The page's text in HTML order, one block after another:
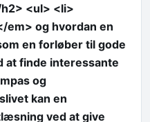
<ul> <li>
og hvordan en
en forløber til gode
at finde interessante
og
kan en
ved at give